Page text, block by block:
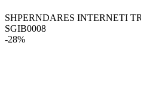
SHPERNDARES INTERNETI
SGIB0008
-28%